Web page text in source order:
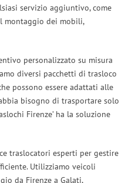
servizio aggiuntivo, come
montaggio dei mobili,
personalizzato su misura
diversi pacchetti di trasloco
possono essere adattati alle
bisogno di trasportare solo
Firenze’ ha la soluzione
traslocatori esperti per gestire
Utilizziamo veicoli
da Firenze a Galati,